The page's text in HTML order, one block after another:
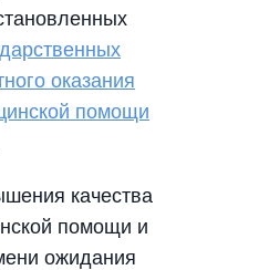
оказания
помощи
качества
помощи и
ожидания